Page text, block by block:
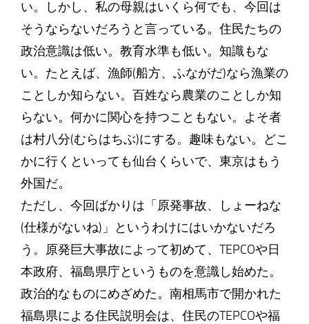
い。しかし、私の母親はいくら何でも、今回は
そうならないだろうと言っている。住民たちの
政治意識は低い。教育水準も低い。知識もな
い。たとえば、漁師(船方、ふながだ)なら漁業の
ことしか知らない。百姓なら農業のことしか知
らない。何かに関心を持つこともない。よそ者
は村八分(むらはちぶ)にする。趣味もない。どこ
かに行くといっても仙台くらいで、東京はもう
外国だ。
ただし、今回ばかりは「原発事故、しょーねな
(仕様がないね)」というわけにはいかないだろ
う。原発巨大事故によって初めて、TEPCOや日
本政府、福島県庁というものを意識し始めた。
政治的なものにめざめた。南相馬市で開かれた
福島県による住民説明会は、住民のTEPCOや福